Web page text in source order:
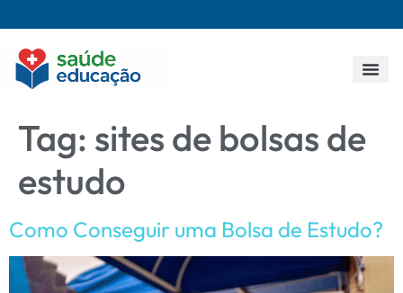
Tag: sites de bolsas de
estudo
Como Conseguir uma Bolsa de Estudo?